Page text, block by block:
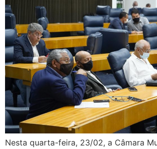
Nesta quarta-feira, 23/02, a Câmara